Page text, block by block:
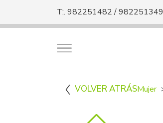
T:. 982251482 / 982251349
VOLVER ATRÁSMujer